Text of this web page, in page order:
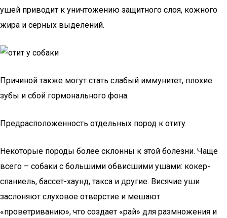
ушей приводит к уничтожению защитного слоя, кожного
жира и серных выделений.
Причиной также могут стать слабый иммунитет, плохие
зубы и сбой гормонального фона.
Предрасположенность отдельных пород к отиту
Некоторые породы более склонны к этой болезни. Чаще
всего – собаки с большими обвисшими ушами: кокер-
спаниель, бассет-хаунд, такса и другие. Висячие уши
заслоняют слуховое отверстие и мешают
«проветриванию», что создает «рай» для размножения и